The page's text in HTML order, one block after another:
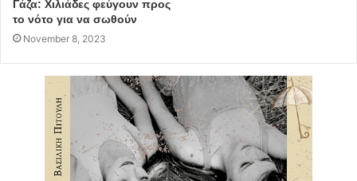
Γάζα: Χιλιάδες φεύγουν προς
το νότο για να σωθούν
November 8, 2023